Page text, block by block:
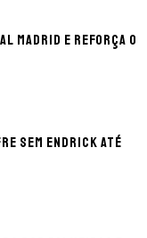
Madrid e reforça o
sem Endrick até